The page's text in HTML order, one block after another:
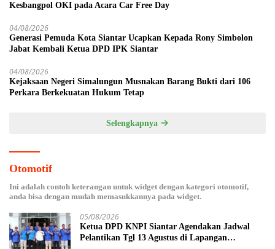
Kesbangpol OKI pada Acara Car Free Day
04/08/2026
Generasi Pemuda Kota Siantar Ucapkan Kepada Rony Simbolon
Jabat Kembali Ketua DPD IPK Siantar
04/08/2026
Kejaksaan Negeri Simalungun Musnakan Barang Bukti dari 106
Perkara Berkekuatan Hukum Tetap
Selengkapnya
Otomotif
Ini adalah contoh keterangan untuk widget dengan kategori otomotif,
anda bisa dengan mudah memasukkannya pada widget.
05/08/2026
Ketua DPD KNPI Siantar Agendakan Jadwal
Pelantikan Tgl 13 Agustus di Lapangan